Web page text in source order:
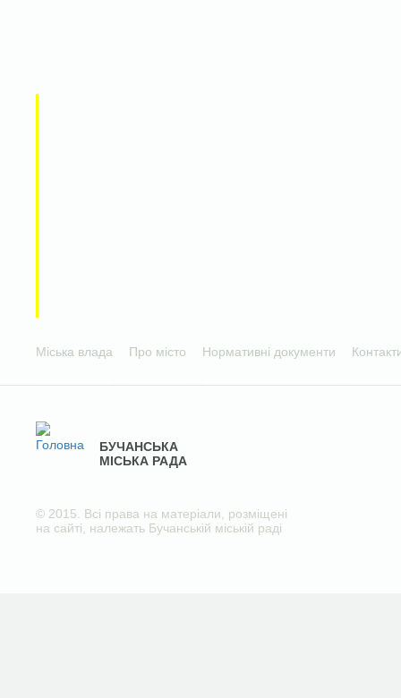
Міська влада Про місто Нормативні документи
БУЧАНСЬКА
МІСЬКА РАДА
© 2015. Всі права на матеріали, розміщені
на сайті, належать Бучанській міській раді